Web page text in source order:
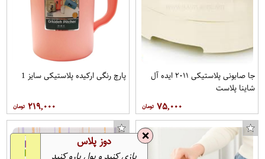
جا صابونی پلاستیکی ۲۰۱۱ ایده آل
شاینا پلاست
۷۵,۰۰۰
پارچ رنگی ارکیده پلاستیکی سایز 1
۲۱۹,۰۰۰
❌ دوز پلاس
بازی کنید و پول پارو کنید